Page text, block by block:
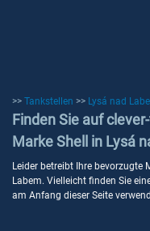
>> Tankstellen >> Lysá nad
Finden Sie auf
Marke Shell in Lysá
Leider betreibt Ihre bevorzugte
Labem. Vielleicht finden Sie
am Anfang dieser Seite